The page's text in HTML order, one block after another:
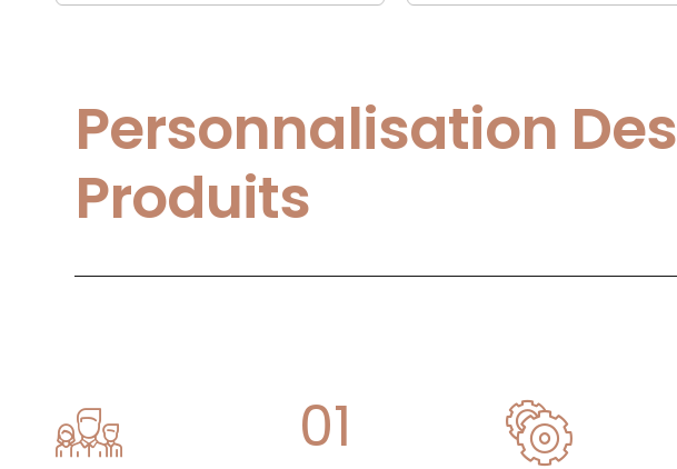
Personnalisation Des
Produits
01